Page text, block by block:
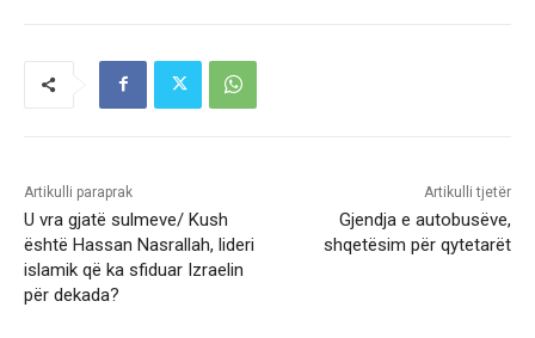
Artikulli paraprak
U vra gjatë sulmeve/ Kush
është Hassan Nasrallah, lideri
islamik që ka sfiduar Izraelin
për dekada?
Artikulli tjetër
Gjendja e autobusëve,
shqetësim për qytetarët